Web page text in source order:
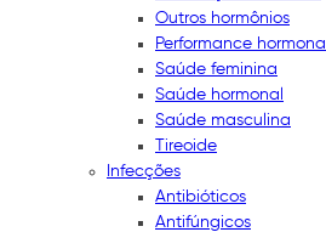
Outros hormônios
Performance hormonal
Saúde feminina
Saúde hormonal
Saúde masculina
Tireoide
Infecções
Antibióticos
Antifúngicos